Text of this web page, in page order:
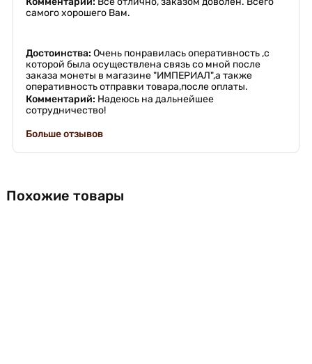
самого хорошего Вам.
Достоинства: Очень понравилась оперативность ,с
которой была осуществлена связь со мной после
заказа монеты в магазине "ИМПЕРИАЛ",а также
оперативность отправки товара,после оплаты.
Комментарий: Надеюсь на дальнейшее
сотрудничество!
Больше отзывов
Похожие товары